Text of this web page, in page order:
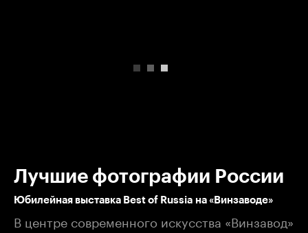
Лучшие фотографии России
Юбилейная выставка Best of Russia на «Винзаводе»
В центре современного искусства «Винзавод»